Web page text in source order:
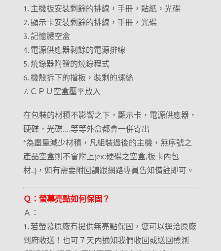
1. 主機板安裝剩餘的排線，手冊，貼紙，光碟
2. 顯示卡安裝剩餘的排線，手冊，光碟
3. 記憶體空盒
4. 電源供應器剩餘的電源排線
5. 燒錄器附贈的燒錄程式
6. 機殼拆下的擋板，裝剩的螺絲
7. ＣＰＵ空盒壓平放入
在包裝的材積不影響之下，顯示卡，電源供應器，
硬碟，光碟….等等外盒都會一併寄出
*為盡量減少材積，凡組裝過後的主機，無序號之
產品空盒則不會附上(ex:硬碟之空盒,板卡內包
材..)，如有需要附回請跟網路專員告知備註即可。
Ｑ：螢幕亮點如何保固？
Ａ：
1. 若螢幕原廠有提供無亮點保固，您可以逕洽原廠
到府收送！也可７天內通知我們收回或送回檢測